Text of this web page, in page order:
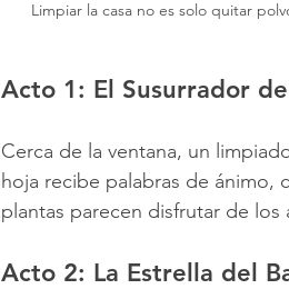
Limpiar la casa no es solo quitar
Acto 1: El Susurrador
Cerca de la ventana, un
hoja recibe palabras de ánimo,
plantas parecen disfrutar de los
Acto 2: La Estrella del